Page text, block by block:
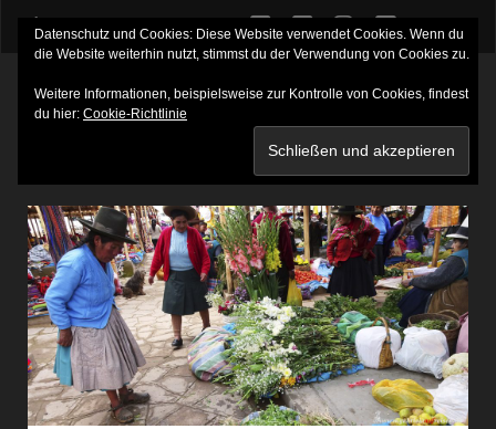
twitterfacebookinstagram
youtube
Datenschutz und Cookies: Diese Website verwendet Cookies. Wenn du
die Website weiterhin nutzt, stimmst du der Verwendung von Cookies zu.
Weitere Informationen, beispielsweise zur Kontrolle von Cookies, findest
du hier: Cookie-Richtlinie